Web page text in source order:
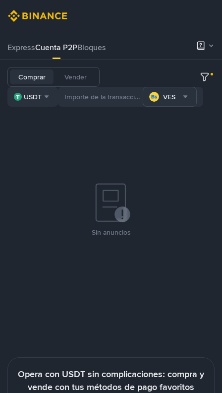
ExpressCuenta P2PBloques
Comprar Vender
USDT VES
Sin anuncios
Opera con USDT sin complicaciones: compra y
vende con tus métodos de pago favoritos